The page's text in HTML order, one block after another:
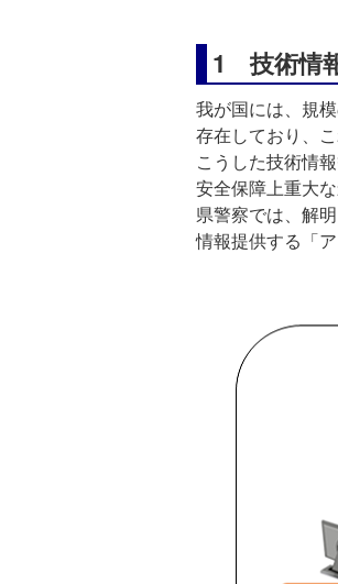
1 技術情
我が国には、規
存在しており、
こうした技術情
安全保障上重大
県警察では、解
情報提供する「